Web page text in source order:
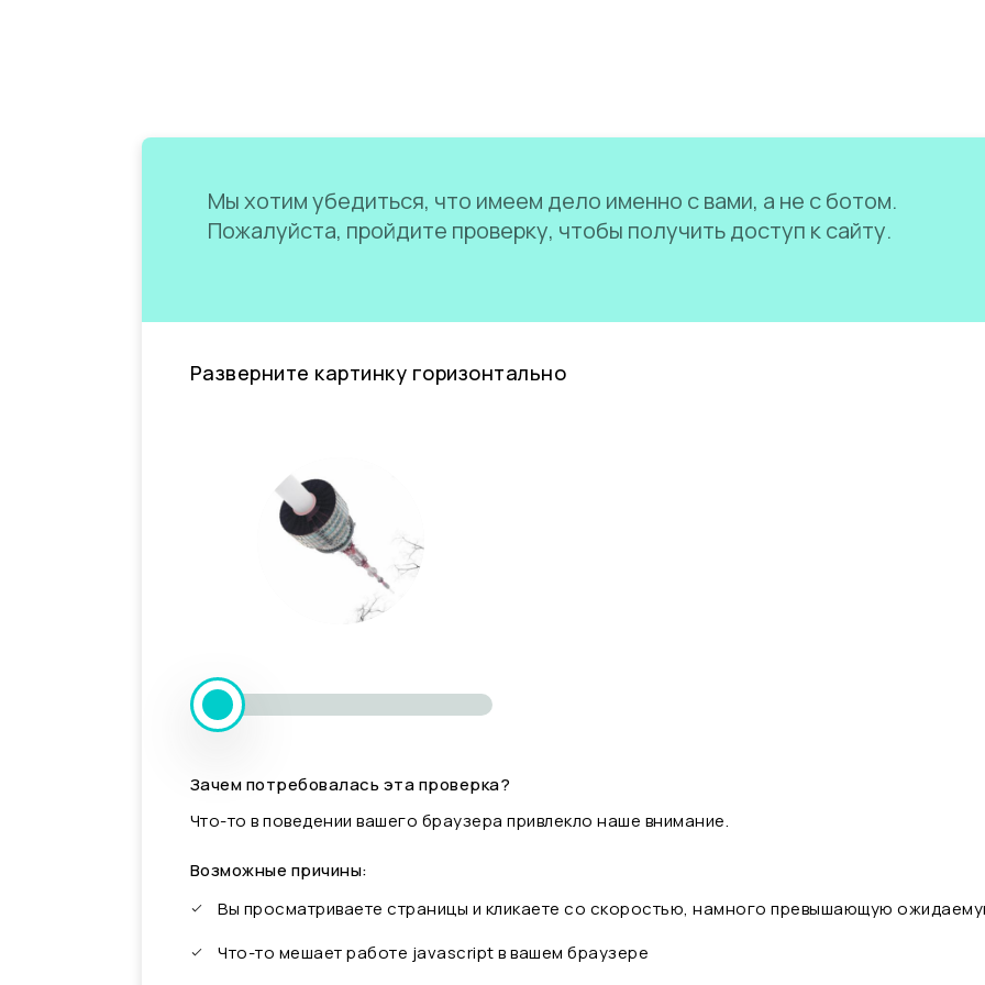
Мы хотим убедиться, что имеем дело именно с вами, а не с ботом.
Пожалуйста, пройдите проверку, чтобы получить доступ к сайту.
Разверните картинку горизонтально
Зачем потребовалась эта проверка?
Что-то в поведении вашего браузера привлекло наше внимание.
Возможные причины:
Вы просматриваете страницы и кликаете со скоростью, намного превышающую
Что-то мешает работе javascript в вашем браузере